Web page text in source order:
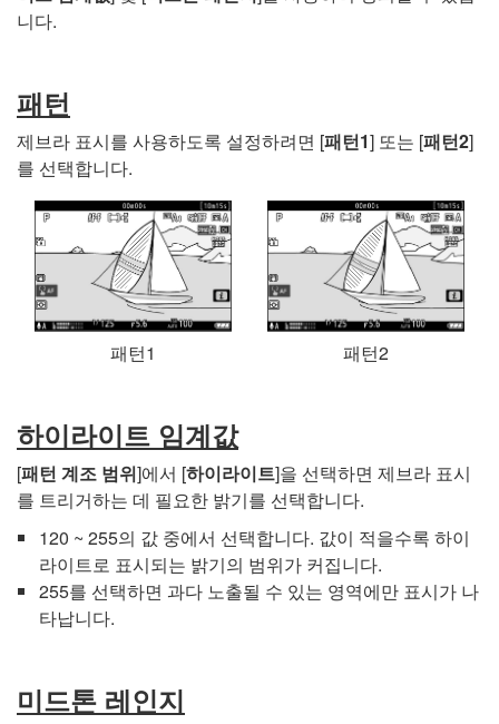
니다.
패턴
제브라 표시를 사용하도록 설정하려면 [패턴1] 또는 [패턴2]
를 선택합니다.
패턴1 패턴2
하이라이트 임계값
[패턴 계조 범위]에서 [하이라이트]을 선택하면 제브라 표시
를 트리거하는 데 필요한 밝기를 선택합니다.
120 ~ 255의 값 중에서 선택합니다. 값이 적을수록 하이
라이트로 표시되는 밝기의 범위가 커집니다.
255를 선택하면 과다 노출될 수 있는 영역에만 표시가 나
타납니다.
미드톤 레인지